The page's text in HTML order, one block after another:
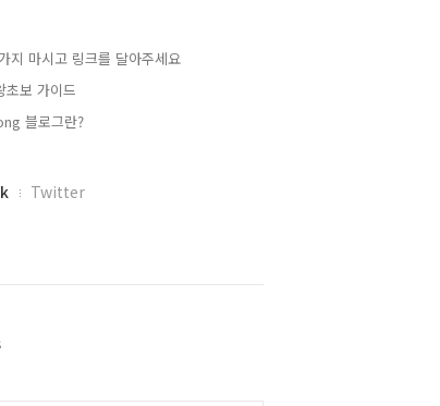
지 마시고 링크를 달아주세요
초보 가이드
블로그란?
Twitter